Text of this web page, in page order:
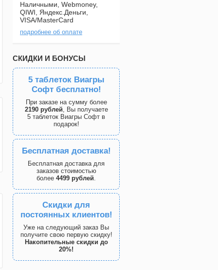
Наличными, Webmoney,
QIWI, Яндекс.Деньги,
VISA/MasterCard
подробнее об оплате
СКИДКИ И БОНУСЫ
5 таблеток Виагры
Софт бесплатно!
При заказе на сумму более
2190 рублей, Вы получаете
5 таблеток Виагры Софт в
подарок!
Бесплатная доставка!
Бесплатная доставка для
заказов стоимостью
более 4499 рублей.
Скидки для
постоянных клиентов!
Уже на следующий заказ Вы
получите свою первую скидку!
Накопительные скидки до
20%!